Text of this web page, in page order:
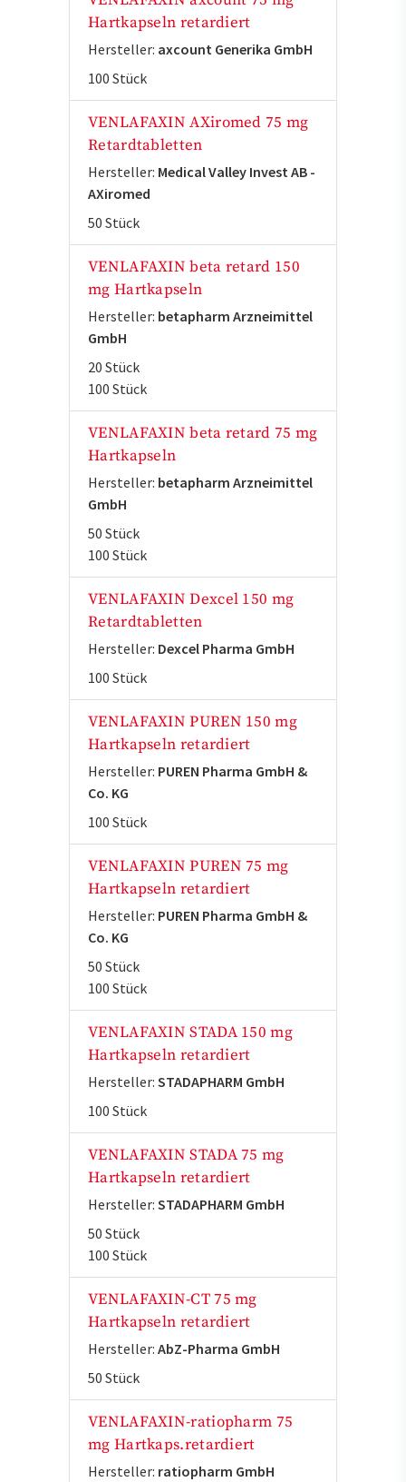
Hartkapseln retardiert
Hersteller: axcount Generika GmbH
100 Stück
VENLAFAXIN AXiromed 75 mg
Retardtabletten
Hersteller: Medical Valley Invest AB -
AXiromed
50 Stück
VENLAFAXIN beta retard 150
mg Hartkapseln
Hersteller: betapharm Arzneimittel
GmbH
20 Stück
100 Stück
VENLAFAXIN beta retard 75 mg
Hartkapseln
Hersteller: betapharm Arzneimittel
GmbH
50 Stück
100 Stück
VENLAFAXIN Dexcel 150 mg
Retardtabletten
Hersteller: Dexcel Pharma GmbH
100 Stück
VENLAFAXIN PUREN 150 mg
Hartkapseln retardiert
Hersteller: PUREN Pharma GmbH &
Co. KG
100 Stück
VENLAFAXIN PUREN 75 mg
Hartkapseln retardiert
Hersteller: PUREN Pharma GmbH &
Co. KG
50 Stück
100 Stück
VENLAFAXIN STADA 150 mg
Hartkapseln retardiert
Hersteller: STADAPHARM GmbH
100 Stück
VENLAFAXIN STADA 75 mg
Hartkapseln retardiert
Hersteller: STADAPHARM GmbH
50 Stück
100 Stück
VENLAFAXIN-CT 75 mg
Hartkapseln retardiert
Hersteller: AbZ-Pharma GmbH
50 Stück
VENLAFAXIN-ratiopharm 75
mg Hartkaps.retardiert
Hersteller: ratiopharm GmbH